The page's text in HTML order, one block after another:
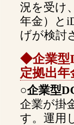
況を受け
年金）と
げが検討
◆企業型
定拠出
○企業型
企業が掛
す。運用